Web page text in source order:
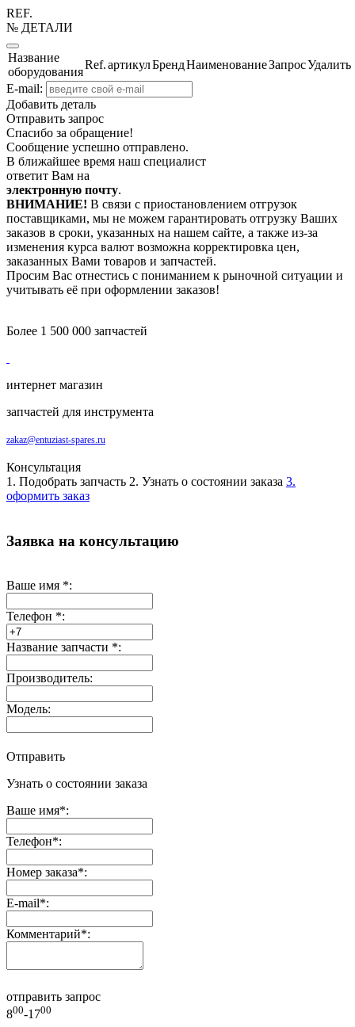
REF.
№ ДЕТАЛИ
Название
оборудования
Ref.артикулБрендНаименованиеЗапросУдалить
E-mail:
Добавить деталь
Отправить запрос
Спасибо за обращение!
Сообщение успешно отправлено.
В ближайшее время наш специалист
ответит Вам на
электронную почту.
ВНИМАНИЕ! В связи с приостановлением отгрузок
поставщиками, мы не можем гарантировать отгрузку Ваших
заказов в сроки, указанных на нашем сайте, а также из-за
изменения курса валют возможна корректировка цен,
заказанных Вами товаров и запчастей.
Просим Вас отнестись с пониманием к рыночной ситуации и
учитывать её при оформлении заказов!
Более 1 500 000 запчастей
интернет магазин
запчастей для инструмента
zakaz@entuziast-spares.ru
Консультация
1. Подобрать запчасть 2. Узнать о состоянии заказа 3.
оформить заказ
Заявка на консультацию
Ваше имя *:
Телефон *:
Название запчасти *:
Производитель:
Модель:
Отправить
Узнать о состоянии заказа
Ваше имя*:
Телефон*:
Номер заказа*:
E-mail*:
Комментарий*:
отправить запрос
800-1700